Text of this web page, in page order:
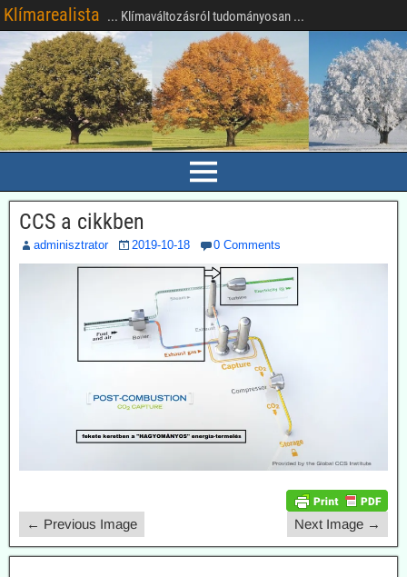
Klímarealista ... Klímaváltozásról tudományosan ...
CCS a cikkben
adminisztrator 2019-10-18 0 Comments
← Previous Image Next Image →